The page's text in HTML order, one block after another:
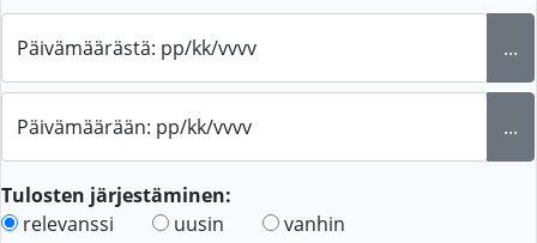
Päivämäärästä: pp/kk/vvvv ...
Päivämäärään: pp/kk/vvvv ...
Tulosten järjestäminen:
relevanssi
uusin vanhin